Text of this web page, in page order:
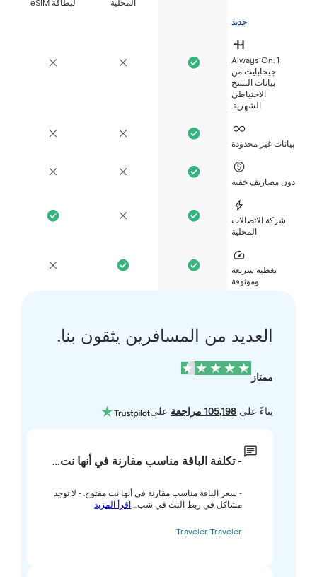
Always On: 1
جيجابايت من
بيانات النسخ
الاحتياطي
غير محدودة
مصاريف خفية
شركة الاتصالات
تغطية سريعة
العديد من المسافرين يثقون بنا.
بناءً على105,198 مراجعة على
- تكلفة الباقة مناسب مقارنة في أنها نت…
- سعر الباقة مناسب مقارنة في أنها نت مفتوح. - لا توجد
مشاكل في ربط النت في شب...اقرأ المزيد
Traveler Traveler